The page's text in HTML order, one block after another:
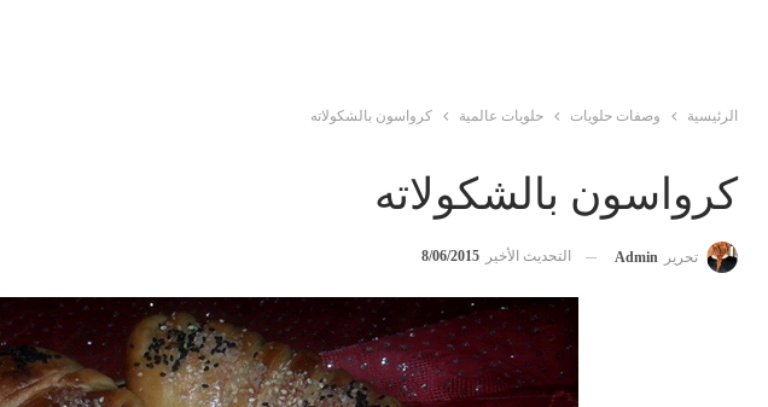
الرئيسية وصفات حلويات حلويات عالمية كرواسون بالشكولاته
كرواسون بالشكولاته
تحرير Admin التحديث الأخير 8/06/2015